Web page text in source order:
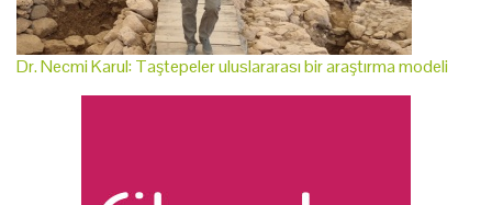
Dr. Necmi Karul: Taştepeler uluslararası bir araştırma modeli